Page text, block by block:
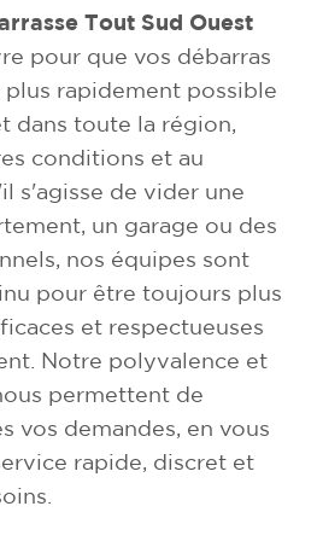
Tout Sud Ouest
pour que vos débarras
plus rapidement possible
dans toute la région,
conditions et au
s'agisse de vider une
un garage ou des
nos équipes sont
pour être toujours plus
et respectueuses
Notre polyvalence et
permettent de
vos demandes, en vous
rapide, discret et